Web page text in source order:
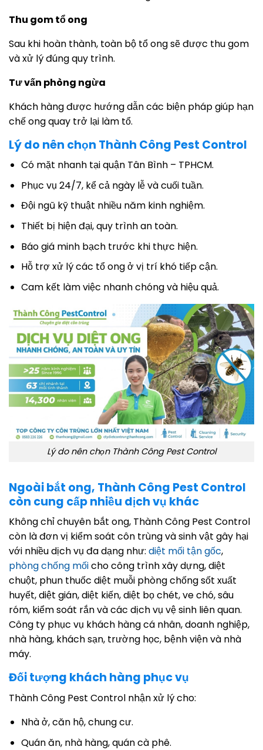
Thu gom tổ ong
Sau khi hoàn thành, toàn bộ tổ ong sẽ được thu gom
và xử lý đúng quy trình.
Tư vấn phòng ngừa
Khách hàng được hướng dẫn các biện pháp giúp hạn
chế ong quay trở lại làm tổ.
Lý do nên chọn Thành Công Pest Control
Có mặt nhanh tại quận Tân Bình – TPHCM.
Phục vụ 24/7, kể cả ngày lễ và cuối tuần.
Đội ngũ kỹ thuật nhiều năm kinh nghiệm.
Thiết bị hiện đại, quy trình an toàn.
Báo giá minh bạch trước khi thực hiện.
Hỗ trợ xử lý các tổ ong ở vị trí khó tiếp cận.
Cam kết làm việc nhanh chóng và hiệu quả.
Lý do nên chọn Thành Công Pest Control
Ngoài bắt ong, Thành Công Pest Control
còn cung cấp nhiều dịch vụ khác
Không chỉ chuyên bắt ong, Thành Công Pest Control
còn là đơn vị kiểm soát côn trùng và sinh vật gây hại
với nhiều dịch vụ đa dạng như: diệt mối tận gốc,
phòng chống mốicho công trình xây dựng, diệt
chuột, phun thuốc diệt muỗi phòng chống sốt xuất
huyết, diệt gián, diệt kiến, diệt bọ chét, ve chó, sâu
róm, kiểm soát rắn và các dịch vụ vệ sinh liên quan.
Công ty phục vụ khách hàng cá nhân, doanh nghiệp,
nhà hàng, khách sạn, trường học, bệnh viện và nhà
máy.
Đối tượng khách hàng phục vụ
Thành Công Pest Control nhận xử lý cho:
Nhà ở, căn hộ, chung cư.
Quán ăn, nhà hàng, quán cà phê.